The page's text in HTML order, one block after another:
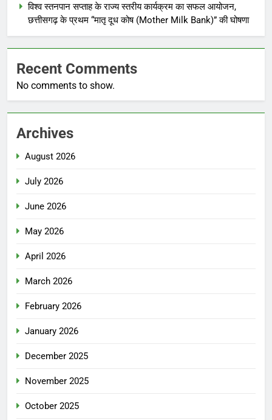
विश्व स्तनपान सप्ताह के राज्य स्तरीय कार्यक्रम का सफल आयोजन,
छत्तीसगढ़ के प्रथम “मातृ दूध कोष (Mother Milk Bank)” की घोषणा
Recent Comments
No comments to show.
Archives
August 2026
July 2026
June 2026
May 2026
April 2026
March 2026
February 2026
January 2026
December 2025
November 2025
October 2025